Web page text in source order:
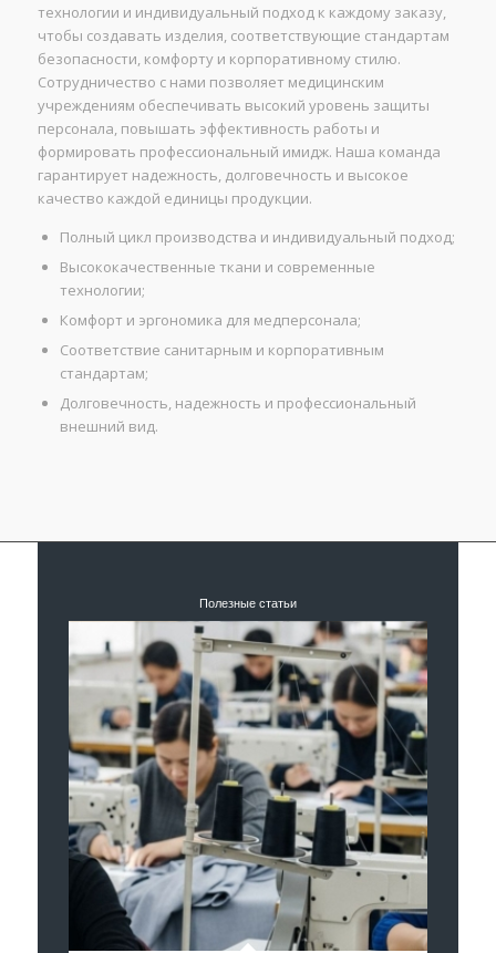
технологии и индивидуальный подход к каждому заказу,
чтобы создавать изделия, соответствующие стандартам
безопасности, комфорту и корпоративному стилю.
Сотрудничество с нами позволяет медицинским
учреждениям обеспечивать высокий уровень защиты
персонала, повышать эффективность работы и
формировать профессиональный имидж. Наша команда
гарантирует надежность, долговечность и высокое
качество каждой единицы продукции.
Полный цикл производства и индивидуальный подход;
Высококачественные ткани и современные
технологии;
Комфорт и эргономика для медперсонала;
Соответствие санитарным и корпоративным
стандартам;
Долговечность, надежность и профессиональный
внешний вид.
Полезные статьи